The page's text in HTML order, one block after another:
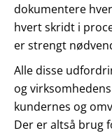
dokumentere
hvert skridt i
er strengt
Alle disse
og
kundernes og
Der er altså brug